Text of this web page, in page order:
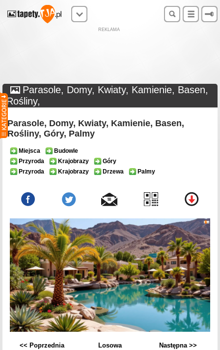
REKLAMA
Parasole, Domy, Kwiaty, Kamienie, Basen,
Rośliny,
Parasole, Domy, Kwiaty, Kamienie, Basen,
Rośliny, Góry, Palmy
Miejsca
Budowle
Przyroda
Krajobrazy
Góry
Przyroda
Krajobrazy Drzewa Palmy
<< Poprzednia Losowa Następna >>